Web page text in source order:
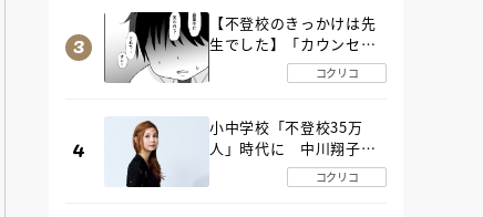
【不登校のきっかけは先
生でした】「カウンセリ
ングの時間」生徒の情報
をバラしたのは…《第２
コクリコ
小中学校「不登校35万
人」時代に 中川翔子さ
んが審査委員長「不登校
生動画甲子園 2026」が開
コクリコ